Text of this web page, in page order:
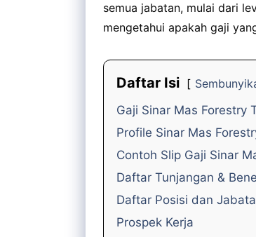
semua jabatan, mulai dari
mengetahui apakah gaji
Daftar Isi
Gaji Sinar Mas Forestry
Profile Sinar Mas
Contoh Slip Gaji Sinar
Daftar Tunjangan &
Daftar Posisi dan
Prospek Kerja